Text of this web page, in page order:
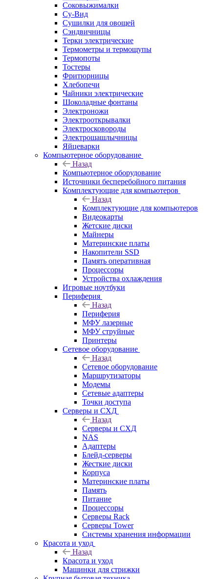
Соковыжималки
Су-Вид
Сушилки для овощей
Сэндвичницы
Терки электрические
Термометры и термощупы
Термопоты
Тостеры
Фритюрницы
Хлебопечи
Чайники электрические
Шоколадные фонтаны
Электроножи
Электрооткрывалки
Электросковороды
Электрошашлычницы
Яйцеварки
Компьютерное оборудование
Назад
Компьютерное оборудование
Источники бесперебойного питания
Комплектующие для компьютеров
Назад
Комплектующие для компьютеров
Видеокарты
Жетские диски
Майнеры
Материнские платы
Накопители SSD
Память оперативная
Процессоры
Устройства охлаждения
Игровые ноутбуки
Периферия
Назад
Периферия
МФУ лазерные
МФУ струйные
Принтеры
Сетевое оборудование
Назад
Сетевое оборудование
Маршрутизаторы
Модемы
Сетевые адаптеры
Точки доступа
Серверы и СХД
Назад
Серверы и СХД
NAS
Адаптеры
Блейд-серверы
Жесткие диски
Корпуса
Материнские платы
Память
Питание
Процессоры
Серверы Rack
Серверы Tower
Системы хранения информации
Красота и уход
Назад
Красота и уход
Машинки для стрижки